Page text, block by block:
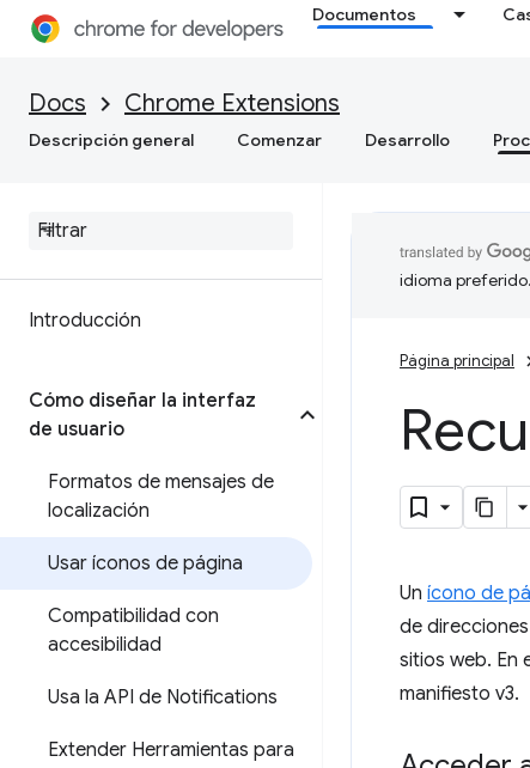
Documentos
Docs Chrome Extensions
Descripción general Comenzar Desarrollo
Introducción
Cómo diseñar la interfaz
de usuario
Formatos de mensajes de
localización
Usar íconos de página
Compatibilidad con
accesibilidad
Usa la API de Notifications
Extender Herramientas para
idioma
Página principal
Un ícono de
de
sitios web. En
manifiesto v3.